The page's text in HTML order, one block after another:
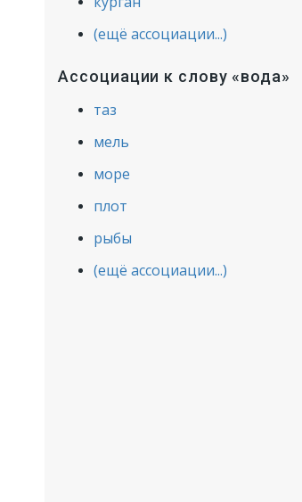
(ещё ассоциации...)
Ассоциации к слову «вода»
таз
мель
море
плот
рыбы
(ещё ассоциации...)